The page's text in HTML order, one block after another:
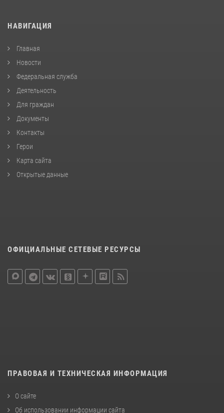
НАВИГАЦИЯ
Главная
Новости
Федеральная служба
Деятельность
Для граждан
Документы
Контакты
Герои
Карта сайта
Открытые данные
ОФИЦИАЛЬНЫЕ СЕТЕВЫЕ РЕСУРСЫ
ПРАВОВАЯ И ТЕХНИЧЕСКАЯ ИНФОРМАЦИЯ
О сайте
Об использовании информации сайта